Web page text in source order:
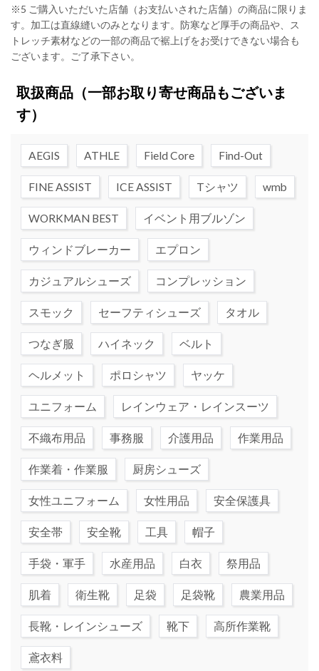
※5 ご購入いただいた店舗（お支払いされた店舗）の商品に限りま
す。加工は直線縫いのみとなります。防寒など厚手の商品や、ス
トレッチ素材などの一部の商品で裾上げをお受けできない場合も
ございます。ご了承下さい。
取扱商品（一部お取り寄せ商品もございま
す）
AEGIS ATHLE Field Core Find-Out
FINE ASSIST ICE ASSIST Tシャツ wmb
WORKMAN BEST イベント用ブルゾン
ウィンドブレーカー エプロン
カジュアルシューズ コンプレッション
スモック セーフティシューズ タオル
つなぎ服 ハイネック ベルト
ヘルメット ポロシャツ ヤッケ
ユニフォーム レインウェア・レインスーツ
不織布用品 事務服 介護用品 作業用品
作業着・作業服 厨房シューズ
女性ユニフォーム 女性用品 安全保護具
安全帯 安全靴 工具 帽子
手袋・軍手 水産用品 白衣 祭用品
肌着 衛生靴 足袋 足袋靴 農業用品
長靴・レインシューズ 靴下 高所作業靴
鳶衣料